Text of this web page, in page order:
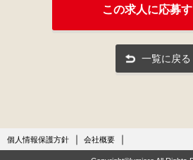
この求人に応募
一覧に戻る
個人情報保護方針 会社概要